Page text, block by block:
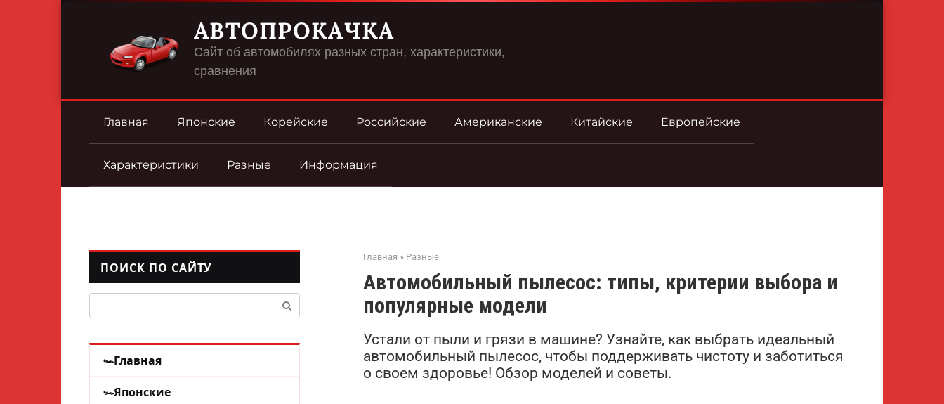
АВТОПРОКАЧКА
Сайт об автомобилях разных стран, характеристики,
сравнения
Главная Японские Корейские Российские Американские Китайские Европейские
Характеристики Разные Информация
Главная » Разные
Автомобильный пылесос: типы, критерии выбора и
популярные модели
Устали от пыли и грязи в машине? Узнайте, как выбрать идеальный
автомобильный пылесос, чтобы поддерживать чистоту и заботиться
о своем здоровье! Обзор моделей и советы.
ПОИСК ПО САЙТУ
Главная
Японские